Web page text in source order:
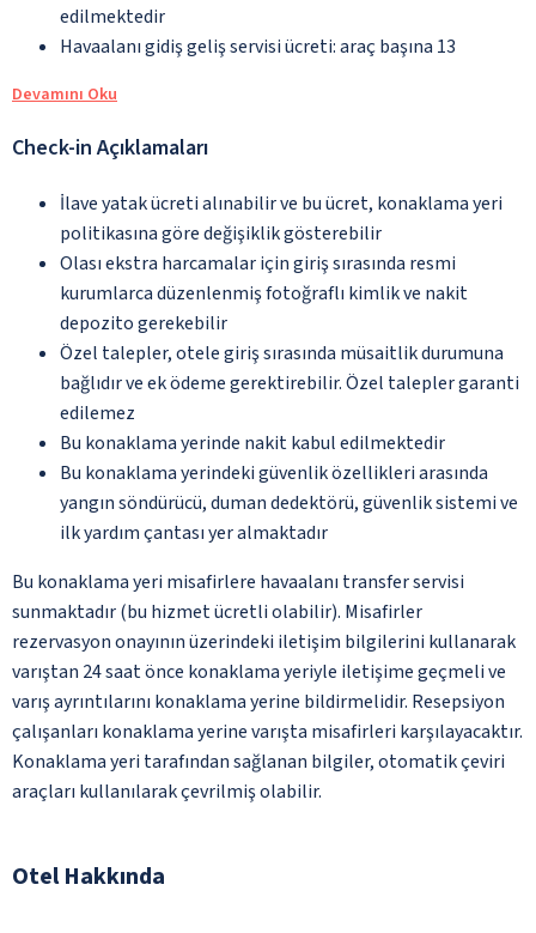
edilmektedir
Havaalanı gidiş geliş servisi ücreti: araç başına 13
Devamını Oku
Check-in Açıklamaları
İlave yatak ücreti alınabilir ve bu ücret, konaklama yeri
politikasına göre değişiklik gösterebilir
Olası ekstra harcamalar için giriş sırasında resmi
kurumlarca düzenlenmiş fotoğraflı kimlik ve nakit
depozito gerekebilir
Özel talepler, otele giriş sırasında müsaitlik durumuna
bağlıdır ve ek ödeme gerektirebilir. Özel talepler garanti
edilemez
Bu konaklama yerinde nakit kabul edilmektedir
Bu konaklama yerindeki güvenlik özellikleri arasında
yangın söndürücü, duman dedektörü, güvenlik sistemi ve
ilk yardım çantası yer almaktadır
Bu konaklama yeri misafirlere havaalanı transfer servisi
sunmaktadır (bu hizmet ücretli olabilir). Misafirler
rezervasyon onayının üzerindeki iletişim bilgilerini kullanarak
varıştan 24 saat önce konaklama yeriyle iletişime geçmeli ve
varış ayrıntılarını konaklama yerine bildirmelidir. Resepsiyon
çalışanları konaklama yerine varışta misafirleri karşılayacaktır.
Konaklama yeri tarafından sağlanan bilgiler, otomatik çeviri
araçları kullanılarak çevrilmiş olabilir.
Otel Hakkında